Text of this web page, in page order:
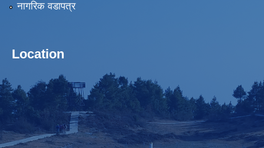
नागरिक वडापत्र
Location